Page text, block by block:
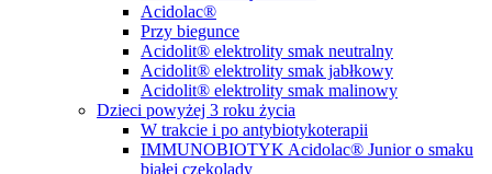
Acidolac®
Przy biegunce
Acidolit® elektrolity smak neutralny
Acidolit® elektrolity smak jabłkowy
Acidolit® elektrolity smak malinowy
Dzieci powyżej 3 roku życia
W trakcie i po antybiotykoterapii
IMMUNOBIOTYK Acidolac® Junior o smaku
białej czekolady